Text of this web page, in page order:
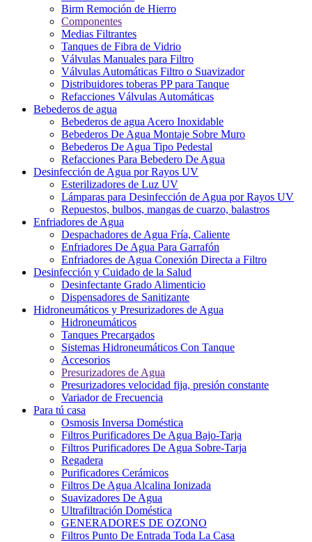
Birm Remoción de Hierro
Componentes
Medias Filtrantes
Tanques de Fibra de Vidrio
Válvulas Manuales para Filtro
Válvulas Automáticas Filtro o Suavizador
Distribuidores toberas PP para Tanque
Refacciones Válvulas Automáticas
Bebederos de agua
Bebederos de agua Acero Inoxidable
Bebederos De Agua Montaje Sobre Muro
Bebederos De Agua Tipo Pedestal
Refacciones Para Bebedero De Agua
Desinfección de Agua por Rayos UV
Esterilizadores de Luz UV
Lámparas para Desinfección de Agua por Rayos UV
Repuestos, bulbos, mangas de cuarzo, balastros
Enfriadores de Agua
Despachadores de Agua Fría, Caliente
Enfriadores De Agua Para Garrafón
Enfriadores de Agua Conexión Directa a Filtro
Desinfección y Cuidado de la Salud
Desinfectante Grado Alimenticio
Dispensadores de Sanitizante
Hidroneumáticos y Presurizadores de Agua
Hidroneumáticos
Tanques Precargados
Sistemas Hidroneumáticos Con Tanque
Accesorios
Presurizadores de Agua
Presurizadores velocidad fija, presión constante
Variador de Frecuencia
Para tú casa
Osmosis Inversa Doméstica
Filtros Purificadores De Agua Bajo-Tarja
Filtros Purificadores De Agua Sobre-Tarja
Regadera
Purificadores Cerámicos
Filtros De Agua Alcalina Ionizada
Suavizadores De Agua
Ultrafiltración Doméstica
GENERADORES DE OZONO
Filtros Punto De Entrada Toda La Casa